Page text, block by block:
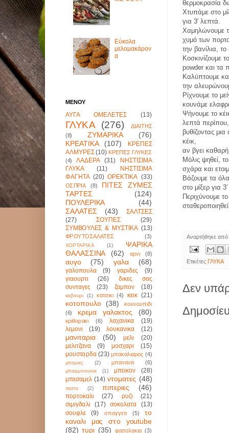
θερμοκρασία
Χτυπάμε στο
για 3′ λεπτά.
Χαμηλώνουμε
χυμό των
την βανίλια,
Κοσκινίζουμε
powder και τα
Καλύπτουμε
την
Ρίχνουμε το
κουνάμε
Ψήνουμε το
λεπτά
βυθίζοντας
κέικ,
αν βγει καθαρή
Μόλις ψηθεί,
σχάρα και
Βάζουμε τα
στο μίξερ για
Περιχύνουμε
Αναρτήθηκε
Ετικέτες ΓΛΥΚΑ
Δεν
Εύκολα
μελομακάρον
α
ΜΕΝΟΥ
ΑΥΓΑ ΟΜΕΛΕΤΕΣ (13)
ΓΛΥΚΑ (276)
ΔΙΑΙΤΗΣ
(8)
ΖΥΜΑΡΙΚΑ
(76)
ΚΡΕΑΤΙΚΑ
(107)
ΚΡΕΠΕΣ
ΑΛΜΥΡΕΣ (10) ΚΡΕΠΕΣ ΓΛΥΚΕΣ
(4)
ΛΑΔΕΡΑ (31)
ΝΗΣΤΙΣΙΜΑ
ΓΛΥΚΑ
(11)
ΝΗΣΤΙΣΙΜΑ
ΦΑΓΗΤΑ (20) ΟΡΕΚΤΙΚΑ (33)
ΟΣΠΡΙΑ (8)
ΠΙΤΕΣ ΖΥΜΕΣ
ΤΑΡΤΕΣ
(124)
ΠΟΥΛΕΡΙΚΑ
(44)
ΣΑΛΑΤΕΣ
(43)
ΣΑΛΤΣΕΣ
(27)
ΣΟΥΠΕΣ
(29)
ΣΥΜΒΟΥΛΕΣ & ΜΥΣΤΙΚΑ (13)
ΦΡΟΥΤΟΣΑΛΑΤΕΣ (3)
ΧΟΡΤΑΡΙΚΑ (1)
ΨΑΡΙΚΑ
ΘΑΛΑΣΣΙΝΑ
(62) αρνι (8)
αυγο (75) γαλα (68)
γαλοπουλα (9) γαριδες
(9)
γιαουρτι
(26)
δικες σας
συνταγες
(23) ζαμπον (18)
καβουρι (1) κατσικι (4) κεικ (21)
κοτοπουλο (38)
κουνουπιδι
(6)
κρεμα γαλακτος (80)
κριθαρακι (6) λαχανικα
(19)
λεμονι
(19) λουκανικα (12)
μανιταρια (50) μελι
(20)
μελιτζανα
(9) μοσχαρι
(15)
μουσταρδα (23) μπακαλιαρος (4)
μπαμιες (2) μπανανα (6)
μπαρμπουνια (1) μπεικον
(28)
μπεσαμελ (14) ντοματες (48)
πεστο (2) πιπεριες (46)
πορτοκαλι (27) ρυζι
(21)
σιμιγδαλι
(17) σοκολατα
(13)
σουφλε
(9) σπαγγετι (5)
το
καναλι μας στο youtube
(82) τυρι (35) φασολακια (3)